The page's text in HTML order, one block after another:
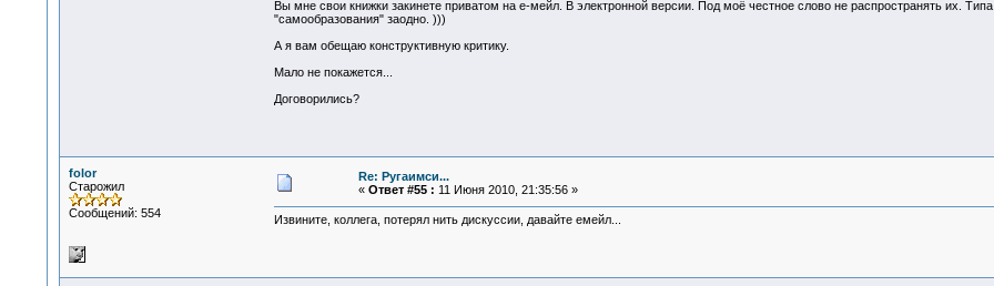
Вы мне свои книжки закинете приватом на е-мейл. В электронной версии. Под моё честное слово не распространять их.
"самообразования" заодно. )))
А я вам обещаю конструктивную критику.
Мало не покажется...
Договорились?
folor
Старожил
Сообщений: 554
Re: Ругаимси...
« Ответ #55 : 11 Июня 2010, 21:35:56 »
Извините, коллега, потерял нить дискуссии, давайте емейл...